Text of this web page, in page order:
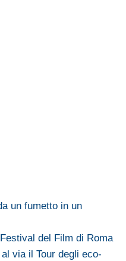
un fumetto in un
del Film di Roma
via il Tour degli eco-